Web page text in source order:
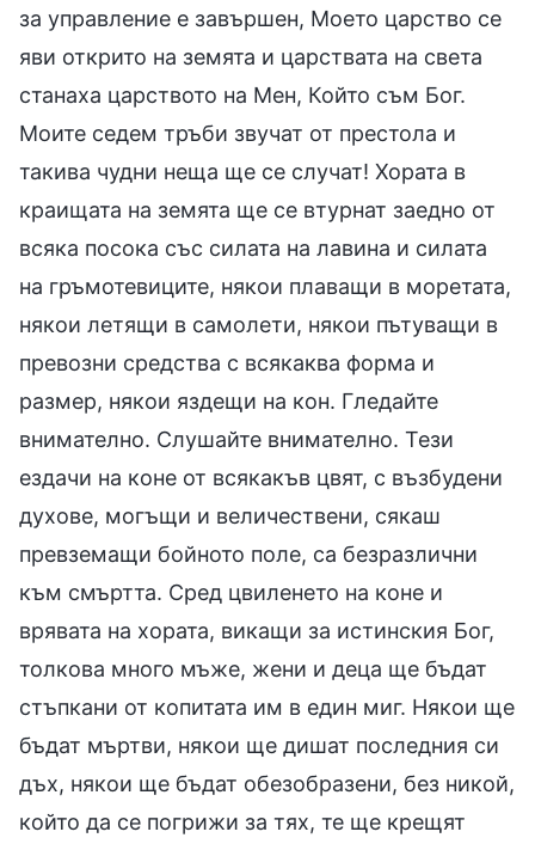
за управление е завършен, Моето царство се
яви открито на земята и царствата на света
станаха царството на Мен, Който съм Бог.
Моите седем тръби звучат от престола и
такива чудни неща ще се случат! Хората в
краищата на земята ще се втурнат заедно от
всяка посока със силата на лавина и силата
на гръмотевиците, някои плаващи в моретата,
някои летящи в самолети, някои пътуващи в
превозни средства с всякаква форма и
размер, някои яздещи на кон. Гледайте
внимателно. Слушайте внимателно. Тези
ездачи на коне от всякакъв цвят, с възбудени
духове, могъщи и величествени, сякаш
превземащи бойното поле, са безразлични
към смъртта. Сред цвиленето на коне и
врявата на хората, викащи за истинския Бог,
толкова много мъже, жени и деца ще бъдат
стъпкани от копитата им в един миг. Някои ще
бъдат мъртви, някои ще дишат последния си
дъх, някои ще бъдат обезобразени, без никой,
който да се погрижи за тях, те ще крещят